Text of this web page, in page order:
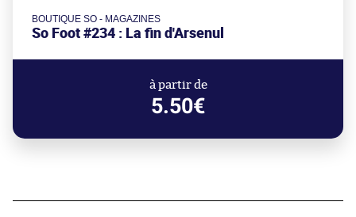
BOUTIQUE SO - MAGAZINES
So Foot #234 : La fin d'Arsenul
à partir de
5.50€